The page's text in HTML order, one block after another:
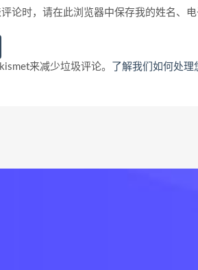
评论时，请在此浏览器中保存我的姓名、
来减少垃圾评论。 了解我们如何处理